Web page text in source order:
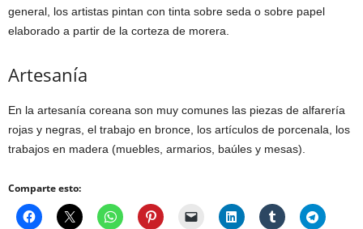
general, los artistas pintan con tinta sobre seda o sobre papel
elaborado a partir de la corteza de morera.
Artesanía
En la artesanía coreana son muy comunes las piezas de alfarería
rojas y negras, el trabajo en bronce, los artículos de porcenala, los
trabajos en madera (muebles, armarios, baúles y mesas).
Comparte esto: